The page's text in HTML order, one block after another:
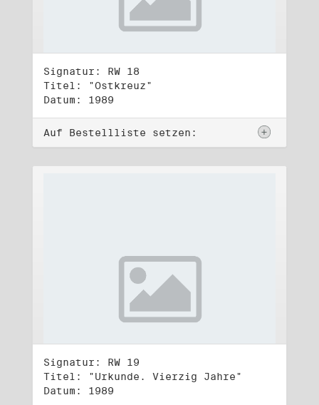
Signatur: RW 18
Titel: "Ostkreuz"
Datum: 1989
Auf Bestellliste setzen:
Signatur: RW 19
Titel: "Urkunde. Vierzig Jahre"
Datum: 1989